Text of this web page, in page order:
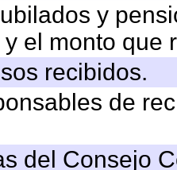
y
el monto que
recibidos.
de
del Consejo